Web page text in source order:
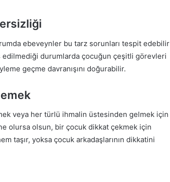
ebeveynler bu tarz sorunları tespit edebilir
durumlarda çocuğun çeşitli görevleri
geçme davranışını doğurabilir.
veya her türlü ihmalin üstesinden gelmek için
olursa olsun, bir çocuk dikkat çekmek için
taşır, yoksa çocuk arkadaşlarının dikkatini